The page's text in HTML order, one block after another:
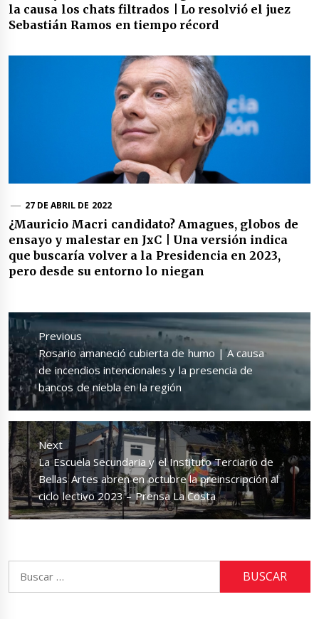
la causa los chats filtrados | Lo resolvió el juez
Sebastián Ramos en tiempo récord
27 DE ABRIL DE 2022
¿Mauricio Macri candidato? Amagues, globos de
ensayo y malestar en JxC | Una versión indica
que buscaría volver a la Presidencia en 2023,
pero desde su entorno lo niegan
Navegación
de
entradas
Previous
Previous
post:
Rosario amaneció cubierta de humo | A causa
de incendios intencionales y la presencia de
bancos de niebla en la región
Next
Next
post:
La Escuela Secundaria y el Instituto Terciario de
Bellas Artes abren en octubre la preinscripción al
ciclo lectivo 2023 – Prensa La Costa